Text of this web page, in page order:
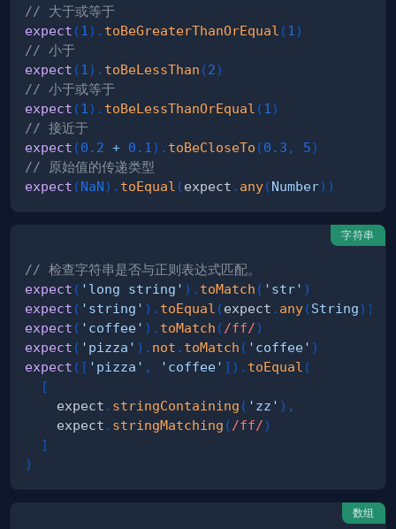
// 大于或等于
expect (1 ) . toBeGreaterThanOrEqual (1 )
// 小于
expect (1 ) . toBeLessThan (2)
// 小于或等于
expect (1 ) . toBeLessThanOrEqual (1 )
// 接近于
expect (0.2 + 0.1 ) . toBeCloseTo (0.3 , 5)
// 原始值的传递类型
expect (NaN) . toEqual (expect . any(Number) )
字符串
// 检查字符串是否与正则表达式匹配。
expect ( 'long string' ) . toMatch ( 'str' )
expect ( 'string' ) . toEqual (expect . any(String) )
expect ( 'coffee' ) . toMatch ( /ff/)
expect ( 'pizza' ) . not . toMatch ( 'coffee' )
expect ( [ 'pizza' , 'coffee' ] ) . toEqual (
[
    expect
. stringContaining ( 'zz' ) ,
    expect
. stringMatching ( /ff/)
]
)
数组